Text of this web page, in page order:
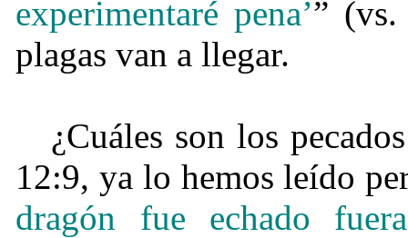
experimentaré pena’” (vs.
plagas van a llegar.
¿Cuáles son los
12:9, ya lo hemos leído
dragón fue echado